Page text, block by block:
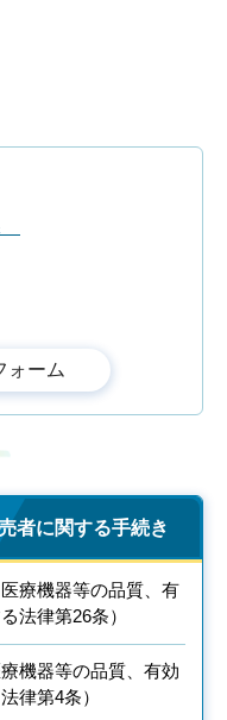
者に関する手続き
療機器等の品質、有
法律第26条）
機器等の品質、有効
律第4条）